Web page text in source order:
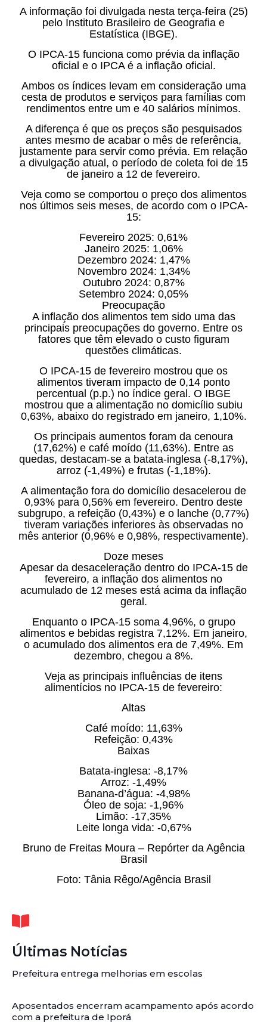
A informação foi divulgada nesta terça-feira (25)
pelo Instituto Brasileiro de Geografia e
Estatística (IBGE).
O IPCA-15 funciona como prévia da inflação
oficial e o IPCA é a inflação oficial.
Ambos os índices levam em consideração uma
cesta de produtos e serviços para famílias com
rendimentos entre um e 40 salários mínimos.
A diferença é que os preços são pesquisados
antes mesmo de acabar o mês de referência,
justamente para servir como prévia. Em relação
a divulgação atual, o período de coleta foi de 15
de janeiro a 12 de fevereiro.
Veja como se comportou o preço dos alimentos
nos últimos seis meses, de acordo com o IPCA-
15:
Fevereiro 2025: 0,61%
Janeiro 2025: 1,06%
Dezembro 2024: 1,47%
Novembro 2024: 1,34%
Outubro 2024: 0,87%
Setembro 2024: 0,05%
Preocupação
A inflação dos alimentos tem sido uma das
principais preocupações do governo. Entre os
fatores que têm elevado o custo figuram
questões climáticas.
O IPCA-15 de fevereiro mostrou que os
alimentos tiveram impacto de 0,14 ponto
percentual (p.p.) no índice geral. O IBGE
mostrou que a alimentação no domicílio subiu
0,63%, abaixo do registrado em janeiro, 1,10%.
Os principais aumentos foram da cenoura
(17,62%) e café moído (11,63%). Entre as
quedas, destacam-se a batata-inglesa (-8,17%),
arroz (-1,49%) e frutas (-1,18%).
A alimentação fora do domicílio desacelerou de
0,93% para 0,56% em fevereiro. Dentro deste
subgrupo, a refeição (0,43%) e o lanche (0,77%)
tiveram variações inferiores às observadas no
mês anterior (0,96% e 0,98%, respectivamente).
Doze meses
Apesar da desaceleração dentro do IPCA-15 de
fevereiro, a inflação dos alimentos no
acumulado de 12 meses está acima da inflação
geral.
Enquanto o IPCA-15 soma 4,96%, o grupo
alimentos e bebidas registra 7,12%. Em janeiro,
o acumulado dos alimentos era de 7,49%. Em
dezembro, chegou a 8%.
Veja as principais influências de itens
alimentícios no IPCA-15 de fevereiro:
Altas
Café moído: 11,63%
Refeição: 0,43%
Baixas
Batata-inglesa: -8,17%
Arroz: -1,49%
Banana-d’água: -4,98%
Óleo de soja: -1,96%
Limão: -17,35%
Leite longa vida: -0,67%
Bruno de Freitas Moura – Repórter da Agência
Brasil
Foto: Tânia Rêgo/Agência Brasil
Últimas Notícias
Prefeitura entrega melhorias em escolas
Aposentados encerram acampamento após acordo
com a prefeitura de Iporá